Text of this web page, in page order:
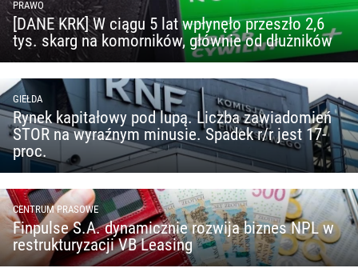
PRAWO
[DANE KRK] W ciągu 5 lat wpłynęło przeszło 2,6
tys. skarg na komorników, głównie od dłużników
GIEŁDA
Rynek kapitałowy pod lupą. Liczba zawiadomień
STOR na wyraźnym minusie. Spadek r/r jest 17-
proc.
CENTRUM PRASOWE
Finpulse S.A. dynamicznie rozwija biznes NPL w
restrukturyzacji VB Leasing